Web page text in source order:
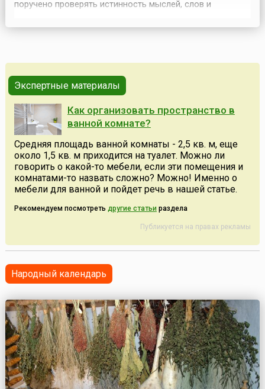
поручено проверять истинность мыслей, слов и
после смерти — сопровождать человека на его суд. Сам
Экспертные материалы
Как организовать пространство в
ванной комнате?
Средняя площадь ванной комнаты - 2,5 кв. м, еще
около 1,5 кв. м приходится на туалет. Можно ли
говорить о какой-то мебели, если эти помещения и
комнатами-то назвать сложно? Можно! Именно о
мебели для ванной и пойдет речь в нашей статье.
Рекомендуем посмотреть другие статьи раздела
Публикуется на правах рекламы
Народный календарь